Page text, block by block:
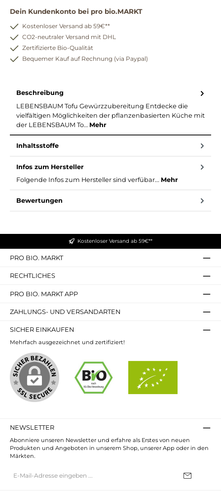
Dein Kundenkonto bei pro bio.MARKT
Kostenloser Versand ab 59€**
CO2-neutraler Versand mit DHL
Zertifizierte Bio-Qualität
Bequemer Kauf auf Rechnung (via Paypal)
Beschreibung
LEBENSBAUM Tofu Gewürzzubereitung Entdecke die
vielfältigen Möglichkeiten der pflanzenbasierten Küche mit
der LEBENSBAUM To… Mehr
Inhaltsstoffe
Infos zum Hersteller
Folgende Infos zum Hersteller sind verfübar... Mehr
Bewertungen
Kostenloser Versand ab 59€**
PRO BIO. MARKT
RECHTLICHES
PRO BIO. MARKT APP
ZAHLUNGS- UND VERSANDARTEN
SICHER EINKAUFEN
Mehrfach ausgezeichnet und zertifiziert!
NEWSLETTER
Abonniere unseren Newsletter und erfahre als Erstes von neuen
Produkten und Angeboten in unserem Shop, unserer App oder in den
Märkten.
Mail-